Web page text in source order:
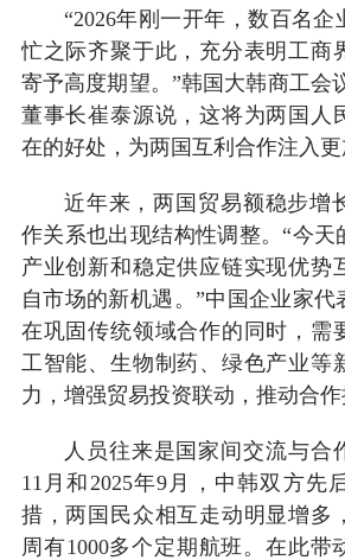
“2026年刚一开年，数百名
忙之际齐聚于此，充分表明工商
寄予高度期望。”韩国大韩商工会
董事长崔泰源说，这将为两国人
在的好处，为两国互利合作注入更
近年来，两国贸易额稳步增
作关系也出现结构性调整。“今天
产业创新和稳定供应链实现优势
自市场的新机遇。”中国企业家代
在巩固传统领域合作的同时，需
工智能、生物制药、绿色产业等
力，增强贸易投资联动，推动合作
人员往来是国家间交流与合
11月和2025年9月，中韩双方先
措，两国民众相互走动明显增多
周有1000多个定期航班。在此带